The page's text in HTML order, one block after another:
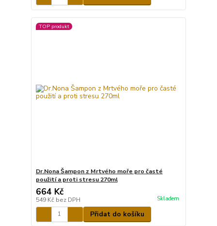
TOP produkt
Dr.Nona Šampon z Mrtvého moře pro časté
použití a proti stresu 270ml
664 Kč
549 Kč bez DPH Skladem
Přidat do košíku